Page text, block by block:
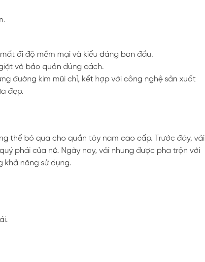
đi độ mềm mại và kiểu dáng ban đầu.
và bảo quản đúng cách.
đường kim mũi chỉ, kết hợp với công nghệ sản xuất
đẹp.
thể bỏ qua cho quần tây nam cao cấp. Trước đây, vải
phái của nó. Ngày nay, vải nhung được pha trộn với
khả năng sử dụng.